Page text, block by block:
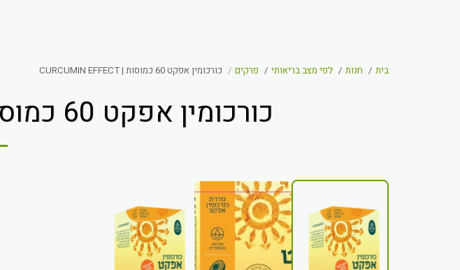
בית חנות לפי מצב בריאותי פרקים כורכומין אפקט 60 כמוסות | CURCUMIN EFFECT
כורכומין אפקט 60 כמוסות | CURCUMIN EFFECT